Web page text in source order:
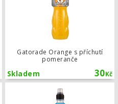
Gatorade Orange s příchutí
pomeranče
30Kč
Skladem
Gatorade Lemon s příchutí citronu